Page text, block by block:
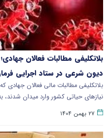
بلاتکلیفی مطالبات فعالان
دیون شرعی در ستاد اجرایی
بلاتکلیفی مطالبات مالی فعالان جهادی
نیازهای حیاتی کشور وارد میدان شدند،
۲۷ بهمن ۱۴۰۴